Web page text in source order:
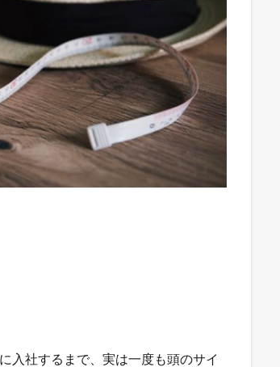
入社するまで、実は一度も頭のサイ